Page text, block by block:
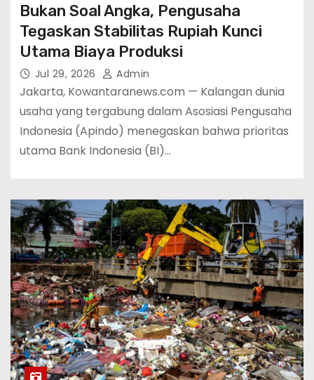
Bukan Soal Angka, Pengusaha
Tegaskan Stabilitas Rupiah Kunci
Utama Biaya Produksi
Jul 29, 2026 Admin
Jakarta, Kowantaranews.com — Kalangan dunia
usaha yang tergabung dalam Asosiasi Pengusaha
Indonesia (Apindo) menegaskan bahwa prioritas
utama Bank Indonesia (BI)…